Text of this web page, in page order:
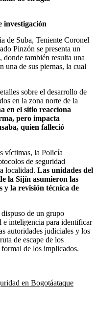
investigación
de Suba, Teniente Coronel
Pinzón se presenta un
también resulta una
una de sus piernas, la cual
sobre el desarrollo de
en la zona norte de la
en el sitio reacciona
pero impacta
quien falleció
víctimas, la Policía
de seguridad
localidad. Las unidades del
la Sijín asumieron las
y la revisión técnica de
de un grupo
e inteligencia para identificar
autoridades judiciales y los
de escape de los
formal de los implicados.
en Bogotáataque